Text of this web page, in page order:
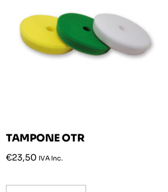
TAMPONE OTR
€23,50 IVA Inc.